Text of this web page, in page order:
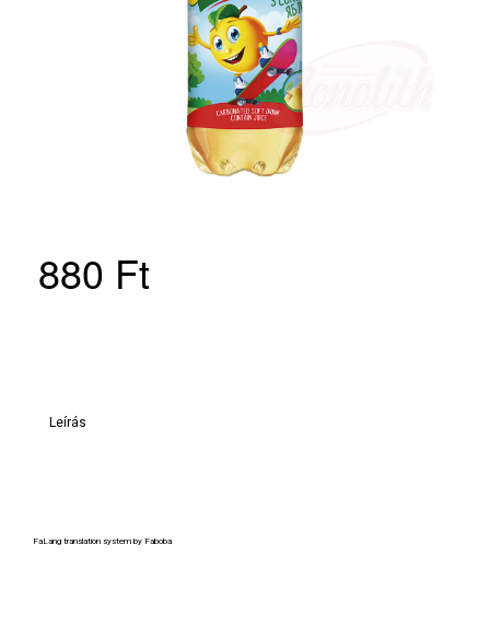
880 Ft
Leírás
FaLang translation system by Faboba